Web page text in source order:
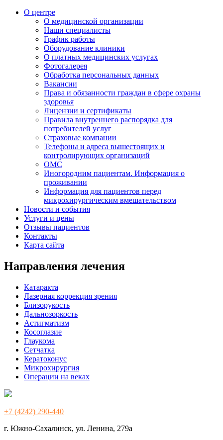
О центре
О медицинской организации
Наши специалисты
График работы
Оборудование клиники
О платных медицинских услугах
Фотогалерея
Обработка персональных данных
Вакансии
Права и обязанности граждан в сфере охраны
здоровья
Лицензии и сертификаты
Правила внутреннего распорядка для
потребителей услуг
Страховые компании
Телефоны и адреса вышестоящих и
контролирующих организаций
ОМС
Иногородним пациентам. Информация о
проживании
Информация для пациентов перед
микрохирургическим вмешательством
Новости и события
Услуги и цены
Отзывы пациентов
Контакты
Карта сайта
Направления лечения
Катаракта
Лазерная коррекция зрения
Близорукость
Дальнозоркость
Астигматизм
Косоглазие
Глаукома
Сетчатка
Кератоконус
Микрохирургия
Операции на веках
+7 (4242) 290-440
г. Южно-Сахалинск, ул. Ленина, 279а